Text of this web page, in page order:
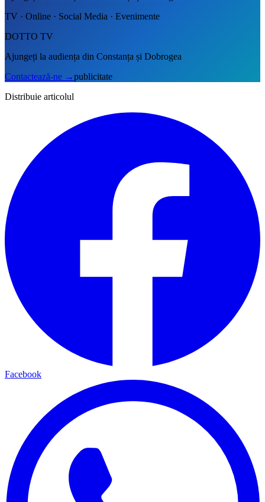
TV · Online · Social Media · Evenimente
DOTTO TV
Ajungeți la audiența din Constanța și Dobrogea
Contactează-ne →publicitate
Distribuie articolul
Facebook